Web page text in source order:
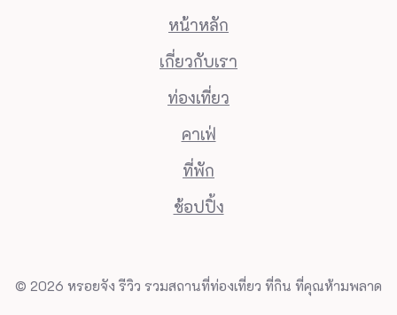
หน้าหลัก
เกี่ยวกับเรา
ท่องเที่ยว
คาเฟ่
ที่พัก
ช้อปปิ้ง
© 2026 หรอยจัง รีวิว รวมสถานที่ท่องเที่ยว ที่กิน ที่คุณห้ามพลาด